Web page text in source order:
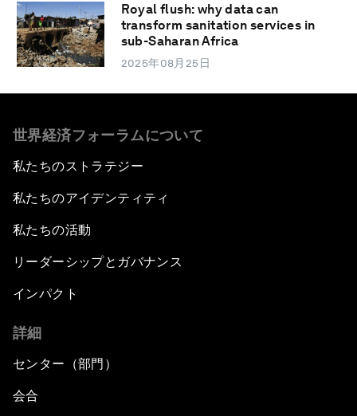
Royal flush: why data can
transform sanitation services in
sub-Saharan Africa
2025年08月25日
世界経済フォーラムについて
私たちのストラテジー
私たちのアイデンティティ
私たちの活動
リーダーシップとガバナンス
インパクト
詳細
センター（部門）
会合